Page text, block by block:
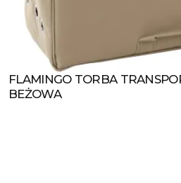
Zobacz produkt
FLAMINGO TORBA
BEŻOWA